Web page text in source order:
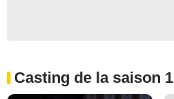
Casting de la saison 1